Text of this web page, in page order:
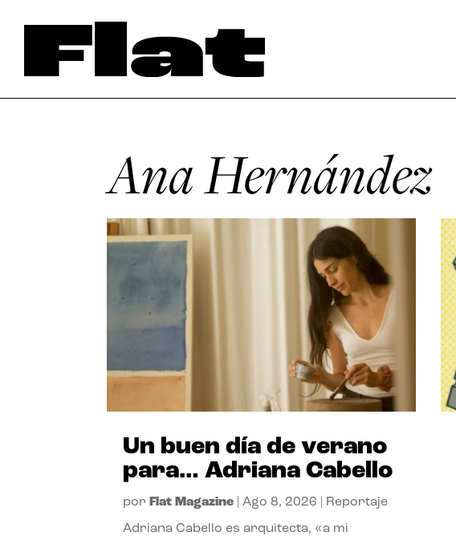
Ana Hernández
Un buen día de verano
para… Adriana Cabello
por Flat Magazine |Ago 8, 2026 Reportaje
Adriana Cabello es arquitecta, «a mi